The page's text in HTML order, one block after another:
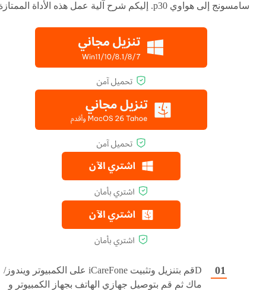
سامسونج إلى هواوي p30. إليكم شرح آلية عمل هذه الأداة الممتازة.
Dقم بتنزيل وتثبيت iCareFone على الكمبيوتر ويندوز/
ماك ثم قم بتوصيل جهازي الهاتف بجهاز الكمبيوتر و